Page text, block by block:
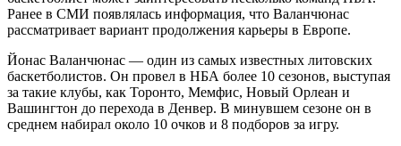
Ранее в СМИ появлялась информация, что Валанчюнас
рассматривает вариант продолжения карьеры в Европе.
Йонас Валанчюнас — один из самых известных литовских
баскетболистов. Он провел в НБА более 10 сезонов, выступая
за такие клубы, как Торонто, Мемфис, Новый Орлеан и
Вашингтон до перехода в Денвер. В минувшем сезоне он в
среднем набирал около 10 очков и 8 подборов за игру.